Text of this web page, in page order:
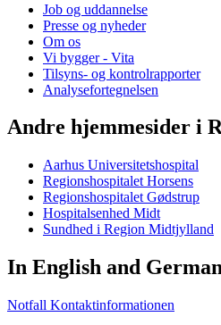
Job og uddannelse
Presse og nyheder
Om os
Vi bygger - Vita
Tilsyns- og kontrolrapporter
Analysefortegnelsen
Andre hjemmesider i
Aarhus Universitetshospital
Regionshospitalet Horsens
Regionshospitalet Gødstrup
Hospitalsenhed Midt
Sundhed i Region Midtjylland
In English and
Notfall Kontaktinformationen